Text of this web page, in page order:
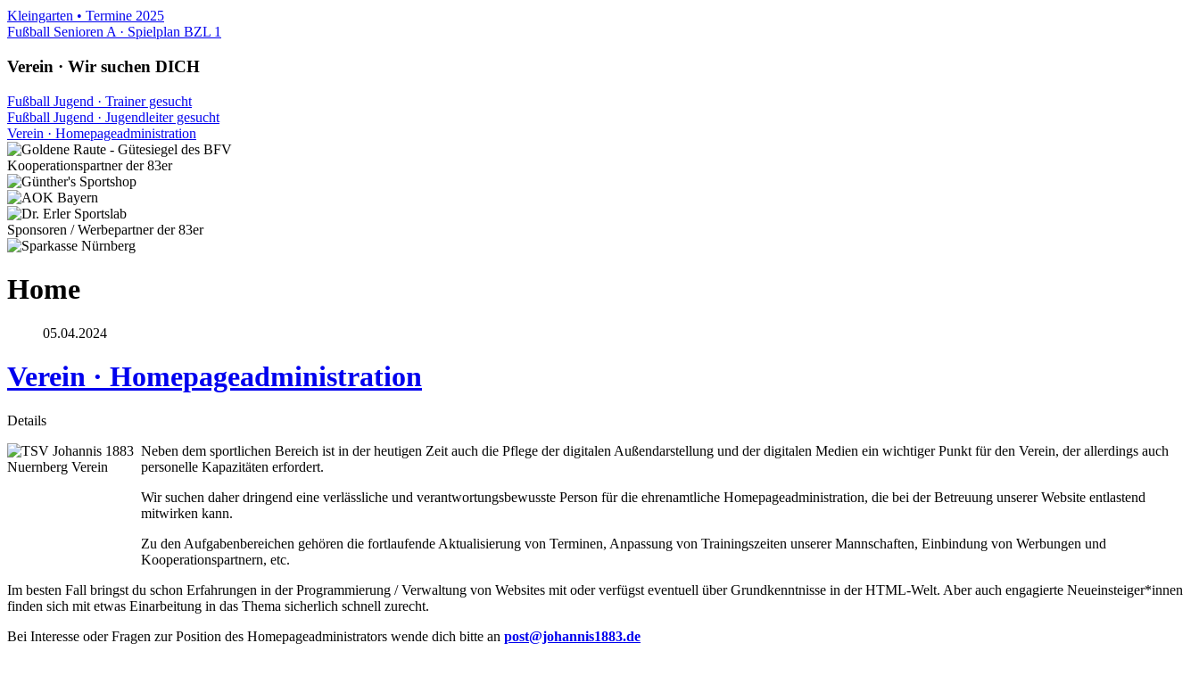
Kleingarten • Termine 2025
Fußball Senioren A · Spielplan BZL 1
Verein · Wir suchen DICH
Fußball Jugend · Trainer gesucht
Fußball Jugend · Jugendleiter gesucht
Verein · Homepageadministration
Kooperationspartner der 83er
Sponsoren / Werbepartner der 83er
Home
05.04.2024
Verein · Homepageadministration
Details
Neben dem sportlichen Bereich ist in der heutigen Zeit auch die Pflege der digitalen Außendarstellung und der digitalen Medien ein wichtiger Punkt für den Verein, der allerdings auch
personelle Kapazitäten erfordert.
Wir suchen daher dringend eine verlässliche und verantwortungsbewusste Person für die ehrenamtliche Homepageadministration, die bei der Betreuung unserer Website entlastend
mitwirken kann.
Zu den Aufgabenbereichen gehören die fortlaufende Aktualisierung von Terminen, Anpassung von Trainingszeiten unserer Mannschaften, Einbindung von Werbungen und
Kooperationspartnern, etc.
Im besten Fall bringst du schon Erfahrungen in der Programmierung / Verwaltung von Websites mit oder verfügst eventuell über Grundkenntnisse in der HTML-Welt. Aber auch engagierte Neueinsteiger*innen
finden sich mit etwas Einarbeitung in das Thema sicherlich schnell zurecht.
Bei Interesse oder Fragen zur Position des Homepageadministrators wende dich bitte an post@johannis1883.de